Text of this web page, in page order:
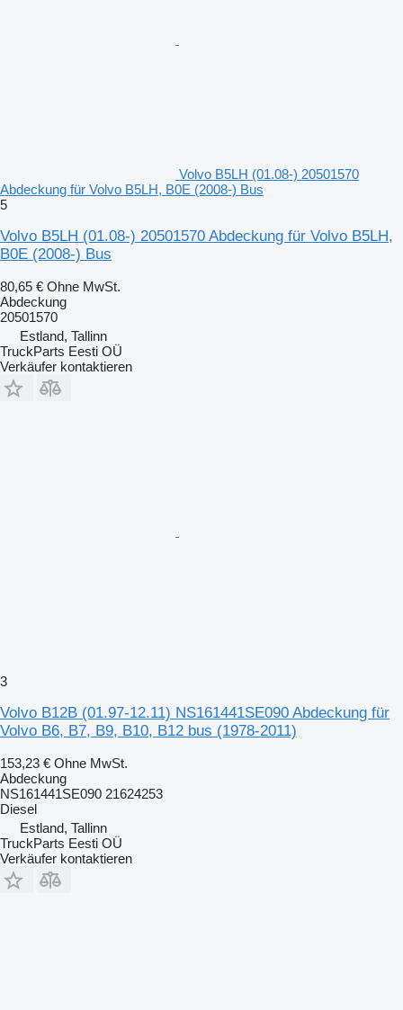
Volvo B5LH (01.08-) 20501570
Abdeckung für Volvo B5LH, B0E (2008-) Bus
5
Volvo B5LH (01.08-) 20501570 Abdeckung für Volvo B5LH,
B0E (2008-) Bus
80,65 € Ohne MwSt.
Abdeckung
20501570
Estland, Tallinn
TruckParts Eesti OÜ
Verkäufer kontaktieren
3
Volvo B12B (01.97-12.11) NS161441SE090 Abdeckung für
Volvo B6, B7, B9, B10, B12 bus (1978-2011)
153,23 € Ohne MwSt.
Abdeckung
NS161441SE090 21624253
Diesel
Estland, Tallinn
TruckParts Eesti OÜ
Verkäufer kontaktieren